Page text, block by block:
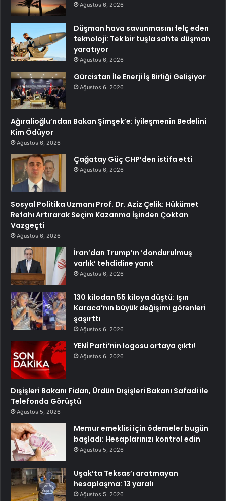
Ağustos 6, 2026
Düşman hava savunmasını felç eden
teknoloji: Tek bir tuşla sahte düşman
yaratıyor
Ağustos 6, 2026
Gürcistan İle Enerji İş Birliği Gelişiyor
Ağustos 6, 2026
Ağıralioğlu’ndan Bakan Şimşek’e: İyileşmenin Bedelini
Kim Ödüyor
Ağustos 6, 2026
Çağatay Güç CHP’den istifa etti
Ağustos 6, 2026
Sosyal Politika Uzmanı Prof. Dr. Aziz Çelik: Hükümet
Refahı Artırarak Seçim Kazanma İşinden Çoktan
Vazgeçti
Ağustos 6, 2026
İran’dan Trump’ın ‘dondurulmuş
varlık’ tehdidine yanıt
Ağustos 6, 2026
130 kilodan 55 kiloya düştü: Işın
Karaca’nın büyük değişimi görenleri
şaşırttı
Ağustos 6, 2026
YENİ Parti’nin logosu ortaya çıktı!
Ağustos 6, 2026
Dışişleri Bakanı Fidan, Ürdün Dışişleri Bakanı Safadi ile
Telefonda Görüştü
Ağustos 5, 2026
Memur emeklisi için ödemeler bugün
başladı: Hesaplarınızı kontrol edin
Ağustos 5, 2026
Uşak’ta Teksas’ı aratmayan
hesaplaşma: 13 yaralı
Ağustos 5, 2026